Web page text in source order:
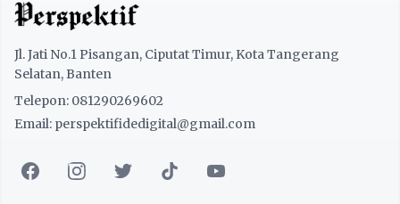
Jl. Jati No.1 Pisangan, Ciputat Timur, Kota Tangerang
Selatan, Banten
Telepon: 081290269602
Email: perspektifidedigital@gmail.com